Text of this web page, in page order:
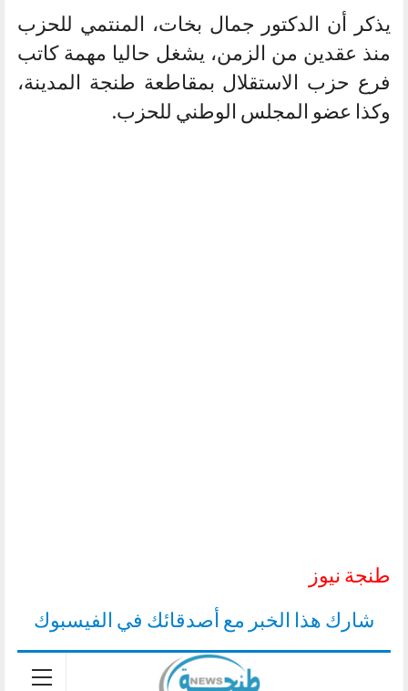
يذكر أن الدكتور جمال بخات، المنتمي للحزب
منذ عقدين من الزمن، يشغل حاليا مهمة كاتب
فرع حزب الاستقلال بمقاطعة طنجة المدينة،
وكذا عضو المجلس الوطني للحزب.
طنجة نيوز
شارك هذا الخبر مع أصدقائك في الفيسبوك